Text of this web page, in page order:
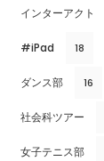
インターアクト
#iPad 18
ダンス部 16
社会科ツアー
女子テニス部